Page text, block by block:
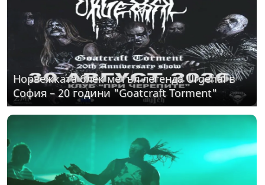
Норвежката блек метъл легенда Urgehal в
София – 20 години "Goatcraft Torment"